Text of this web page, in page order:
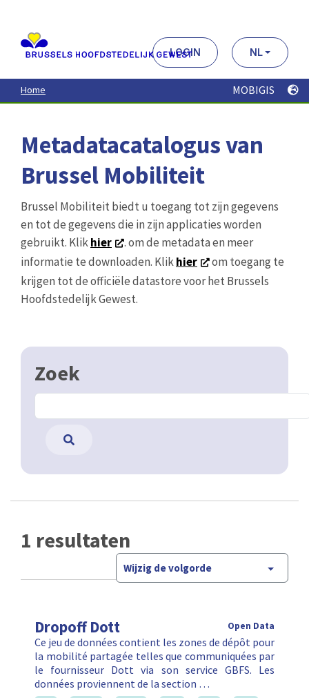
contenu
principal
LOGIN NL
Home MOBIGIS
Metadatacatalogus van
Brussel Mobiliteit
Brussel Mobiliteit biedt u toegang tot zijn gegevens
en tot de gegevens die in zijn applicaties worden
gebruikt. Klikhier
. om de metadata en meer
informatie te downloaden. Klikhier
om toegang te
krijgen tot de officiële datastore voor het Brussels
Hoofdstedelijk Gewest.
Zoek
1 resultaten
Wijzig de volgorde
Dropoff Dott Open Data
Ce jeu de données contient les zones de dépôt pour
la mobilité partagée telles que communiquées par
le fournisseur Dott via son service GBFS. Les
données proviennent de la section …